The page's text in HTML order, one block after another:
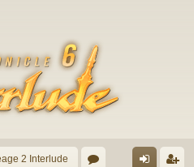
2 Interlude